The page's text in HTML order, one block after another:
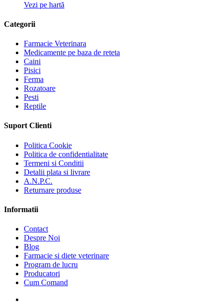
Vezi pe hartă
Categorii
Farmacie Veterinara
Medicamente pe baza de reteta
Caini
Pisici
Ferma
Rozatoare
Pesti
Reptile
Suport Clienti
Politica Cookie
Politica de confidentialitate
Termeni si Conditii
Detalii plata si livrare
A.N.P.C.
Returnare produse
Informatii
Contact
Despre Noi
Blog
Farmacie si diete veterinare
Program de lucru
Producatori
Cum Comand